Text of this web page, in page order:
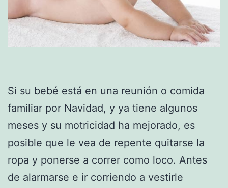
Si su bebé está en una reunión o comida
familiar por Navidad, y ya tiene algunos
meses y su motricidad ha mejorado, es
posible que le vea de repente quitarse la
ropa y ponerse a correr como loco. Antes
de alarmarse e ir corriendo a vestirle